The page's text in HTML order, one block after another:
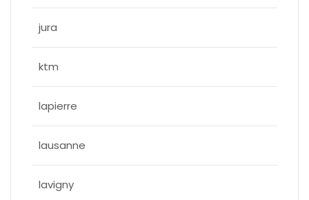
jura
ktm
lapierre
lausanne
lavigny